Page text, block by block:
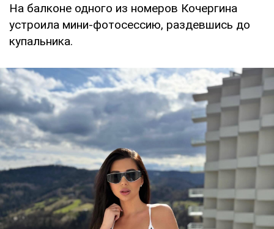
На балконе одного из номеров Кочергина
устроила мини-фотосессию, раздевшись до
купальника.